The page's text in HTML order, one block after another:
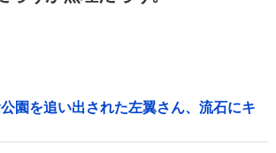
公園を追い出された左翼さん、流石にキ